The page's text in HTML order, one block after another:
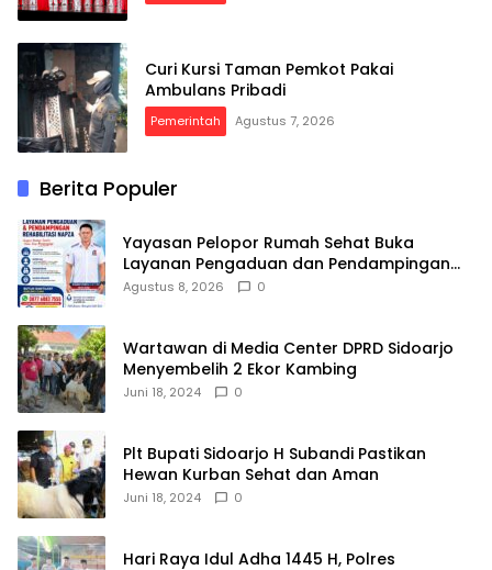
Curi Kursi Taman Pemkot Pakai
Ambulans Pribadi
Pemerintah Agustus 7, 2026
Berita Populer
Yayasan Pelopor Rumah Sehat Buka
Layanan Pengaduan dan Pendampingan
Rehabilitasi NAPZA 24 Jam
Agustus 8, 2026 0
Wartawan di Media Center DPRD Sidoarjo
Menyembelih 2 Ekor Kambing
Juni 18, 2024 0
Plt Bupati Sidoarjo H Subandi Pastikan
Hewan Kurban Sehat dan Aman
Juni 18, 2024 0
Hari Raya Idul Adha 1445 H, Polres